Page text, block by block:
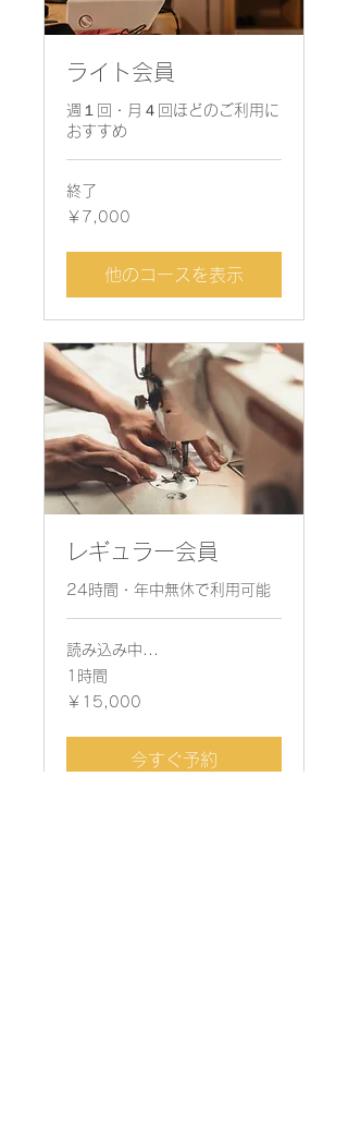
ライト会員
週１回・月４回ほどのご利用に
おすすめ
終了
7,000
円
￥7,000
他のコースを表示
レギュラー会員
24時間・年中無休で利用可能
読み込み中...
1時間
15,000
円
￥15,000
今すぐ予約